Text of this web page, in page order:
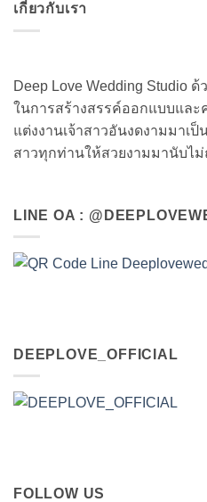
เกี่ยวกับเรา
Deep Love Wedding Studio
ในการสร้างสรรค์ออกแบบแล
แต่งงานเจ้าสาวอันงดงามมาเป็
สาวทุกท่านให้สวยงามมานับไ
LINE OA :
DEEPLOVE_OFFICIAL
FOLLOW US